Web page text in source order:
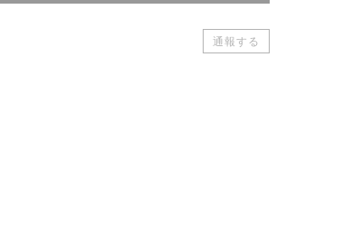
通報する